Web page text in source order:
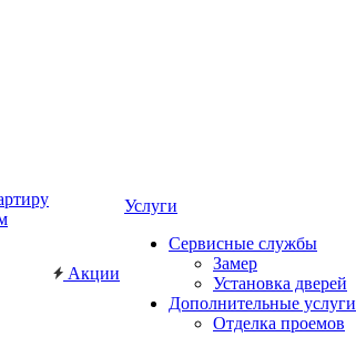
Акции
Услуги
Сервисные службы
Замер
Установка дверей
Дополнительные услуги
Отделка проемов